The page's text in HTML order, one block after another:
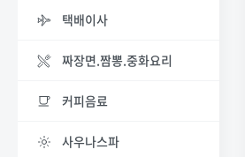
택배이사
짜장면.짬뽕.중화요리
커피음료
사우나스파